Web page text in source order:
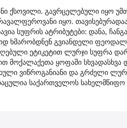
ქსოვილი. გავრცელებული
იყო.
სუფრის ატრიბუტები: დანა,
გვიანდელი
ეტიკეტით ლურჯი სუფრა
მოქალაქეთა ყოფაში
ვიწროგანიანი და გრძელი
საქართველოს სახელმწიფო